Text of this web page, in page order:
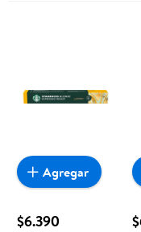
$6.390
Agregar